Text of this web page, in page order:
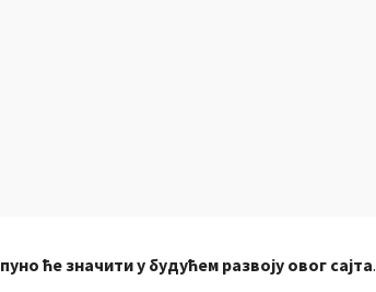
пуно ће значити у будућем развоју овог сајта.